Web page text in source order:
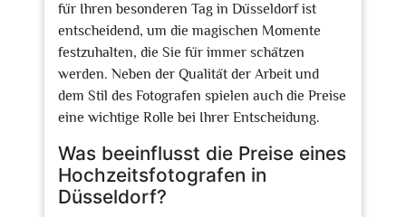
für Ihren besonderen Tag in Düsseldorf ist
entscheidend, um die magischen Momente
festzuhalten, die Sie für immer schätzen
werden. Neben der Qualität der Arbeit und
dem Stil des Fotografen spielen auch die Preise
eine wichtige Rolle bei Ihrer Entscheidung.
Was beeinflusst die Preise eines
Hochzeitsfotografen in
Düsseldorf?